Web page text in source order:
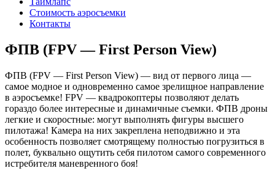
Стоимость аэросъемки
Контакты
ФПВ (FPV — First Person View)
ФПВ (FPV — First Person View) — вид от первого лица —
самое модное и одновременно самое зрелищное направление
в аэросъемке! FPV — квадрокоптеры позволяют делать
гораздо более интересные и динамичные съемки. ФПВ дроны
легкие и скоростные: могут выполнять фигуры высшего
пилотажа! Камера на них закреплена неподвижно и эта
особенность позволяет смотрящему полностью погрузиться в
полет, буквально ощутить себя пилотом самого современного
истребителя маневренного боя!